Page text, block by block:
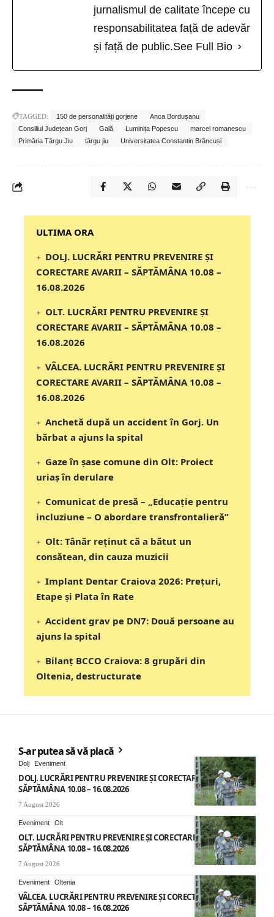
jurnalismul de calitate începe cu
responsabilitatea față de adevăr
și față de public.See Full Bio
TAGGED: 150 de personalități gorjene
Anca Bordușanu
Consiliul Județean Gorj
Gală Luminița Popescu
marcel romanescu
Primăria Târgu Jiu
târgu jiu Universitatea Constantin Brâncuși
‎‎‎‎‎‎‎ULTIMA ORA
DOLJ. LUCRĂRI PENTRU PREVENIRE ȘI
CORECTARE AVARII – SĂPTĂMÂNA 10.08 –
16.08.2026
OLT. LUCRĂRI PENTRU PREVENIRE ȘI
CORECTARE AVARII – SĂPTĂMÂNA 10.08 –
16.08.2026
VÂLCEA. LUCRĂRI PENTRU PREVENIRE ȘI
CORECTARE AVARII – SĂPTĂMÂNA 10.08 –
16.08.2026
Anchetă după un accident în Gorj. Un
bărbat a ajuns la spital
Gaze în șase comune din Olt: Proiect
uriaș în derulare
Comunicat de presă – „Educație pentru
incluziune – O abordare transfrontalieră”
Olt: Tânăr reţinut că a bătut un
consătean, din cauza muzicii
Implant Dentar Craiova 2026: Preţuri,
Etape şi Plata în Rate
Accident grav pe DN7: Două persoane au
ajuns la spital
Bilanț BCCO Craiova: 8 grupări din
Oltenia, destructurate
S-ar putea să vă placă
Dolj Eveniment
DOLJ. LUCRĂRI PENTRU PREVENIRE ȘI CORECTARE AVARII –
SĂPTĂMÂNA 10.08 – 16.08.2026
7 August 2026
Eveniment Olt
OLT. LUCRĂRI PENTRU PREVENIRE ȘI CORECTARE AVARII –
SĂPTĂMÂNA 10.08 – 16.08.2026
7 August 2026
Eveniment Oltenia
VÂLCEA. LUCRĂRI PENTRU PREVENIRE ȘI CORECTARE AVARII –
SĂPTĂMÂNA 10.08 – 16.08.2026